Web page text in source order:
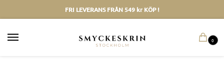
FRI LEVERANS FRÅN 549 kr KÖP !
0